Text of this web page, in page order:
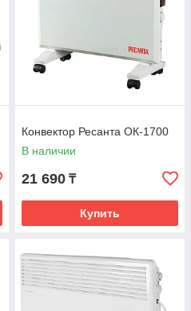
Конвектор Ресанта ОК-1700
В наличии
21 690 ₸
Купить